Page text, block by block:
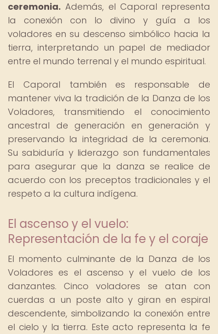
ceremonia. Además, el Caporal representa
la conexión con lo divino y guía a los
voladores en su descenso simbólico hacia la
tierra, interpretando un papel de mediador
entre el mundo terrenal y el mundo espiritual.
El Caporal también es responsable de
mantener viva la tradición de la Danza de los
Voladores, transmitiendo el conocimiento
ancestral de generación en generación y
preservando la integridad de la ceremonia.
Su sabiduría y liderazgo son fundamentales
para asegurar que la danza se realice de
acuerdo con los preceptos tradicionales y el
respeto a la cultura indígena.
El ascenso y el vuelo:
Representación de la fe y el coraje
El momento culminante de la Danza de los
Voladores es el ascenso y el vuelo de los
danzantes. Cinco voladores se atan con
cuerdas a un poste alto y giran en espiral
descendente, simbolizando la conexión entre
el cielo y la tierra. Este acto representa la fe